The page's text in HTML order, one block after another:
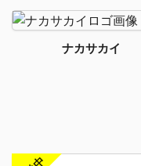
ナカサカイ